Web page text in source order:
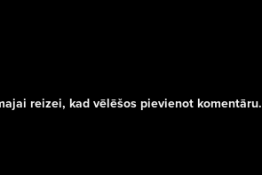
reizei, kad vēlēšos pievienot komentāru.